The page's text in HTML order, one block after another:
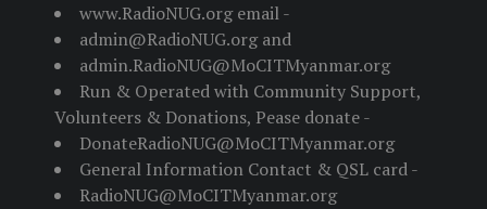
www.RadioNUG.org email -
admin@RadioNUG.org and
admin.RadioNUG@MoCITMyanmar.org
Run & Operated with Community Support,
Volunteers & Donations, Pease donate -
DonateRadioNUG@MoCITMyanmar.org
General Information Contact & QSL card -
RadioNUG@MoCITMyanmar.org